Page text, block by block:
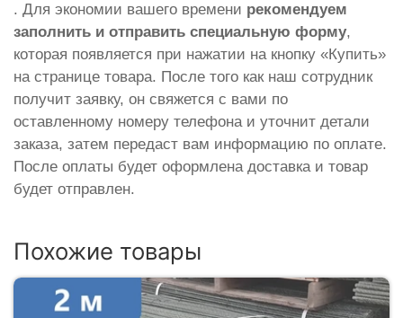
. Для экономии вашего времени рекомендуем
заполнить и отправить специальную форму,
которая появляется при нажатии на кнопку «Купить»
на странице товара. После того как наш сотрудник
получит заявку, он свяжется с вами по
оставленному номеру телефона и уточнит детали
заказа, затем передаст вам информацию по оплате.
После оплаты будет оформлена доставка и товар
будет отправлен.
Похожие товары